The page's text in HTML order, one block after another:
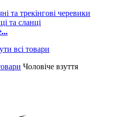
та трекінгові черевики
та сланці
Чоловіче взуття